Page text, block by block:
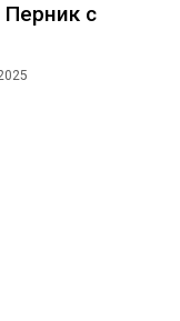
Перник с